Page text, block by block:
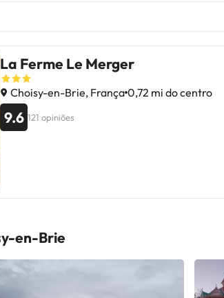
La Ferme Le Merger
Choisy-en-Brie, França 0,72 mi do centro
9.6 121 opiniões
en-Brie